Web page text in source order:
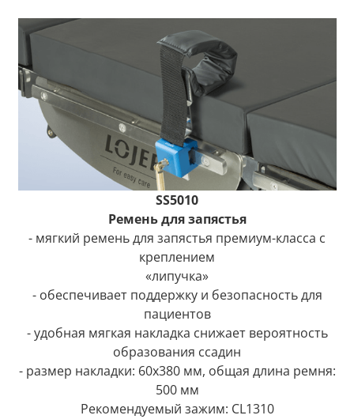
SS5010
Ремень для запястья
- мягкий ремень для запястья премиум-класса с
креплением
«липучка»
- обеспечивает поддержку и безопасность для
пациентов
- удобная мягкая накладка снижает вероятность
образования ссадин
- размер накладки: 60x380 мм, общая длина ремня:
500 мм
Рекомендуемый зажим: CL1310